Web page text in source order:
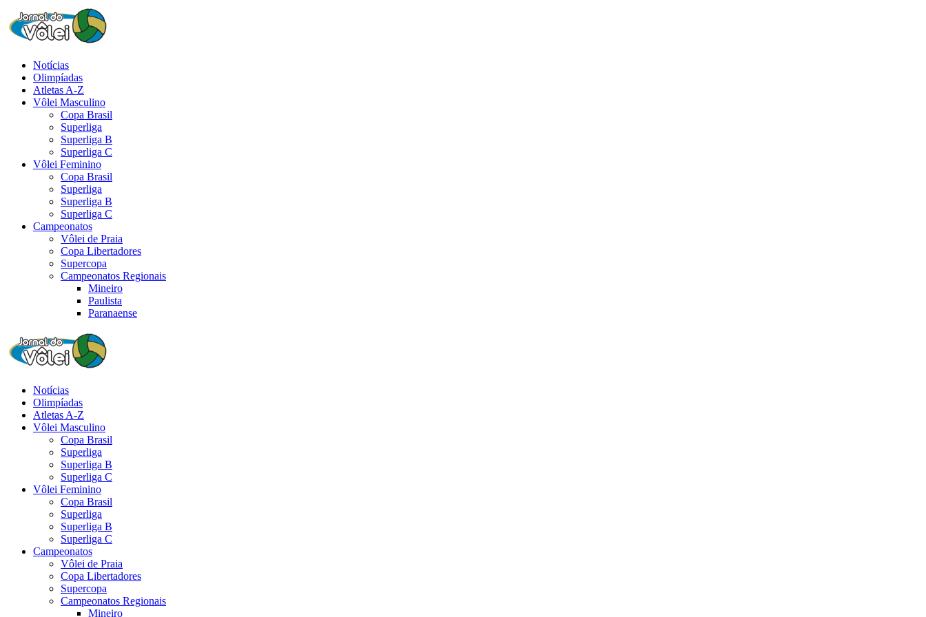
Notícias
Olimpíadas
Atletas A-Z
Vôlei Masculino
Copa Brasil
Superliga
Superliga B
Superliga C
Vôlei Feminino
Copa Brasil
Superliga
Superliga B
Superliga C
Campeonatos
Vôlei de Praia
Copa Libertadores
Supercopa
Campeonatos Regionais
Mineiro
Paulista
Paranaense
Notícias
Olimpíadas
Atletas A-Z
Vôlei Masculino
Copa Brasil
Superliga
Superliga B
Superliga C
Vôlei Feminino
Copa Brasil
Superliga
Superliga B
Superliga C
Campeonatos
Vôlei de Praia
Copa Libertadores
Supercopa
Campeonatos Regionais
Mineiro